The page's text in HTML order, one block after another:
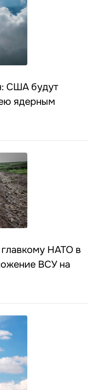
США будут
ядерным
НАТО в
ВСУ на